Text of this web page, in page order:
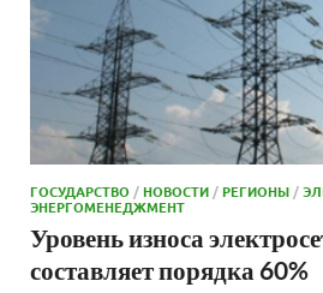
ГОСУДАРСТВО /НОВОСТИ/РЕГИОНЫ/
ЭНЕРГОМЕНЕДЖМЕНТ
Уровень износа
составляет порядка 60%